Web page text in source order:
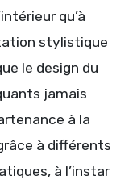
qu’à
stylistique
le design du
jamais
à la
à différents
à l’instar